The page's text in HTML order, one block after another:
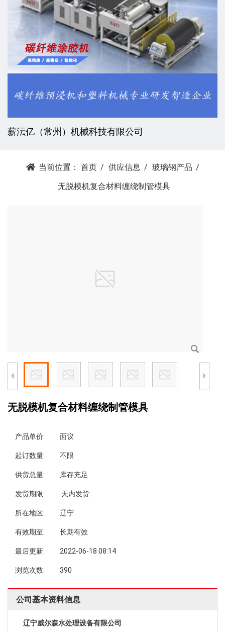
薪沄亿（常州）机械科技有限公司
当前位置： 首页 供应信息
玻璃钢产品
无脱模机复合材料缠绕制管模具
无脱模机复合材料缠绕制管模具
产品单价: 面议
起订数量: 不限
供货总量: 库存充足
发货期限: 天内发货
所在地区: 辽宁
有效期至: 长期有效
最后更新: 2022-06-18 08:14
浏览次数: 390
公司基本资料信息
辽宁威尔森水处理设备有限公司